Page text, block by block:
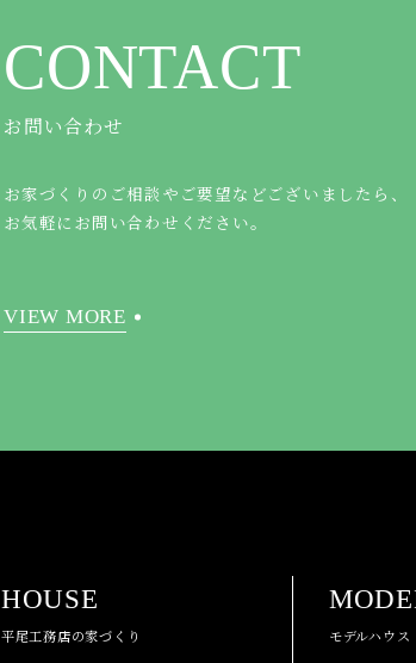
CONTACT
お問い合わせ
お家づくりのご相談やご要望などございましたら、
お気軽にお問い合わせください。
VIEW MORE
HOUSE
平尾工務店の家づくり モデルハウス